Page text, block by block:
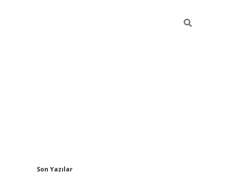
Son Yazılar